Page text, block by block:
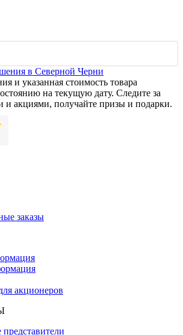
и указанная стоимость товара
на текущую дату. Следите за
и акциями, получайте призы и подарки.
заказы
акционеров